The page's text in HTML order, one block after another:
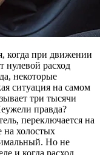
когда при движении
нулевой расход
некоторые
ситуация на самом
три тысячи
правда?
переключается на
на холостых
Но не
и когда расход